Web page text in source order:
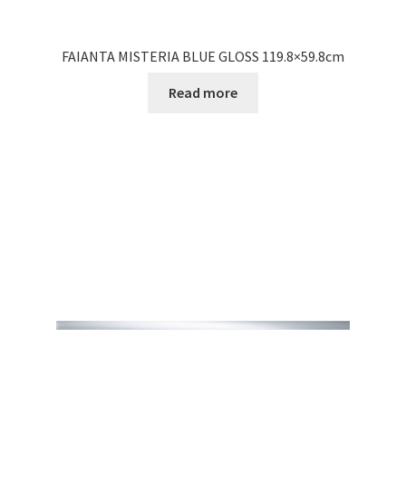
FAIANTA MISTERIA BLUE GLOSS 119.8×59.8cm
Read more